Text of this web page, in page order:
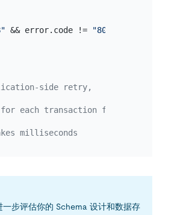
&& error.code != "8002"
side retry,
each transaction failure
milliseconds
步评估你的 Schema 设计和数据存